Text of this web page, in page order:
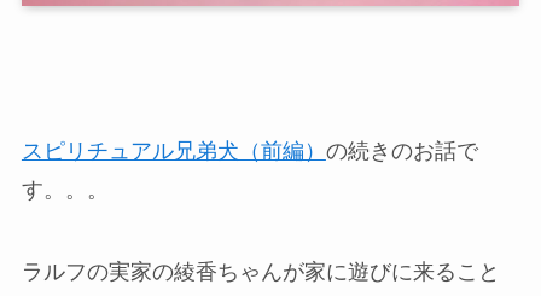
スピリチュアル兄弟犬（前編） の続きのお話で
す。。。
ラルフの実家の綾香ちゃんが家に遊びに来ること